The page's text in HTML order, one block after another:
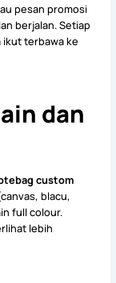
pesan promosi
berjalan. Setiap
ikut terbawa ke
dan
custom
blacu,
full colour.
lebih